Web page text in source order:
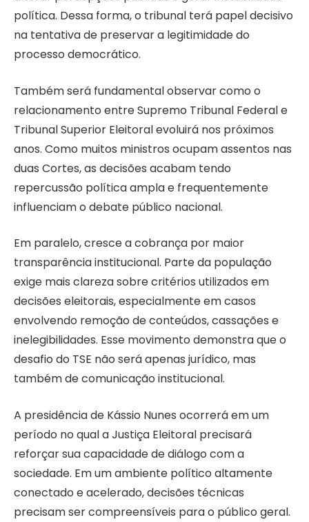
política. Dessa forma, o tribunal terá papel decisivo
na tentativa de preservar a legitimidade do
processo democrático.
Também será fundamental observar como o
relacionamento entre Supremo Tribunal Federal e
Tribunal Superior Eleitoral evoluirá nos próximos
anos. Como muitos ministros ocupam assentos nas
duas Cortes, as decisões acabam tendo
repercussão política ampla e frequentemente
influenciam o debate público nacional.
Em paralelo, cresce a cobrança por maior
transparência institucional. Parte da população
exige mais clareza sobre critérios utilizados em
decisões eleitorais, especialmente em casos
envolvendo remoção de conteúdos, cassações e
inelegibilidades. Esse movimento demonstra que o
desafio do TSE não será apenas jurídico, mas
também de comunicação institucional.
A presidência de Kássio Nunes ocorrerá em um
período no qual a Justiça Eleitoral precisará
reforçar sua capacidade de diálogo com a
sociedade. Em um ambiente político altamente
conectado e acelerado, decisões técnicas
precisam ser compreensíveis para o público geral.